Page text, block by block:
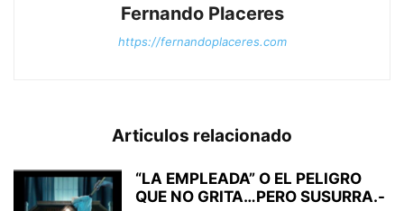
Fernando Placeres
https://fernandoplaceres.com
Articulos relacionado
“LA EMPLEADA” O EL PELIGRO
QUE NO GRITA…PERO SUSURRA.-